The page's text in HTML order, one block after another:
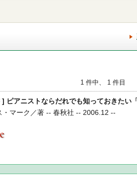
1 件中、 1 件目
ピアニストならだれでも知っておきたい
・マーク／著 -- 春秋社 -- 2006.12 --